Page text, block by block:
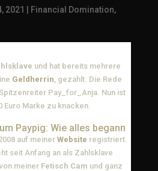
2021 Financial Domination,
und hat bereits mehrere
Geldherrin, gezahlt. Die Rede
Pay_for_Anja. Nun ist
Euro Marke zu knacken.
Paypig: Wie alles begann
auf meiner Website registriert.
seit Anfang an als Zahlsklave
meiner Fetisch Cam und ganz